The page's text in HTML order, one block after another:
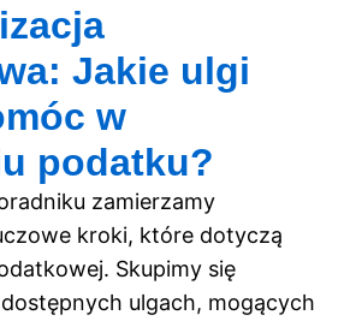
Jakie ulgi
w
podatku?
zamierzamy
kroki, które dotyczą
Skupimy się
ulgach, mogących